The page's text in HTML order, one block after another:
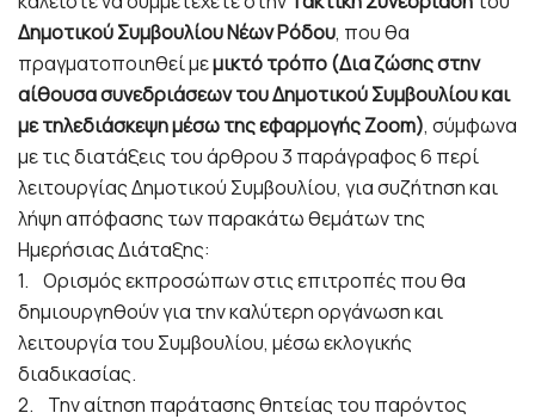
Δημοτικού Συμβουλίου Νέων Ρόδου, που θα
πραγματοποιηθεί μεμικτό τρόπο (Δια ζώσης στην
αίθουσα συνεδριάσεων τουΔημοτικού Συμβουλίου και
με τηλεδιάσκεψη μέσω της εφαρμογής Zoom), σύμφωνα
με τις διατάξεις του άρθρου 3 παράγραφος 6 περί
λειτουργίας Δημοτικού Συμβουλίου, για συζήτηση και
λήψη απόφασης των παρακάτω θεμάτων της
Ημερήσιας Διάταξης:
1. Ορισμός εκπροσώπων στις επιτροπές που θα
δημιουργηθούν για την καλύτερη οργάνωση και
λειτουργία του Συμβουλίου, μέσω εκλογικής
διαδικασίας.
2. Την αίτηση παράτασης θητείας του παρόντος